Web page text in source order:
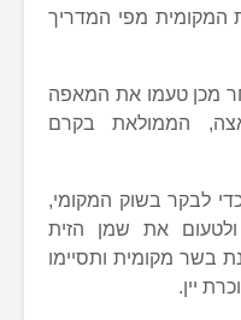
המקומית מפי המדריך
מכן טעמו את המאפה
הממולאת בקרם
לבקר בשוק המקומי,
ולטעום את שמן הזית
בשר מקומית ותסיימו
יין.